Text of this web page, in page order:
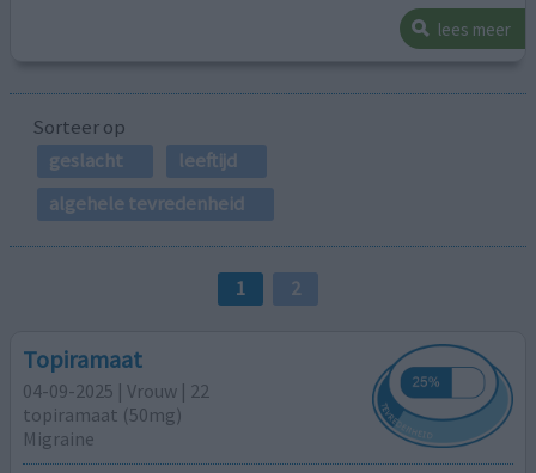
lees meer
Sorteer op
geslacht
leeftijd
algehele tevredenheid
1 2
Topiramaat
04-09-2025 | Vrouw | 22
topiramaat (50mg)
Migraine